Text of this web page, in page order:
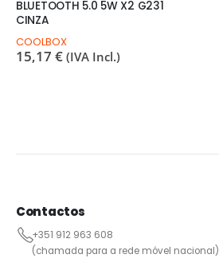
BLUETOOTH 5.0 5W X2 G231
CINZA
COOLBOX
15,17 € (IVA Incl.)
Contactos
+351 912 963 608
(chamada para a rede móvel nacional)